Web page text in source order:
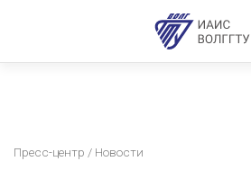
Пресс-центр / Новости